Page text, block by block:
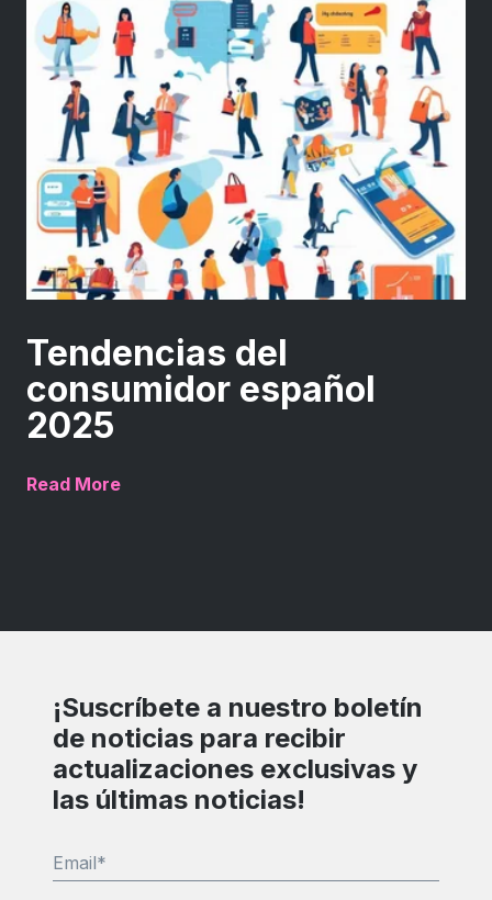
Tendencias del
consumidor español
2025
Read More
¡Suscríbete a nuestro boletín
de noticias para recibir
actualizaciones exclusivas y
las últimas noticias!
Email*